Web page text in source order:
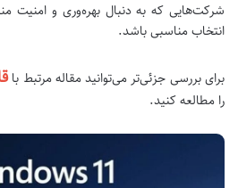
شرکت‌هایی که به دنبال بهره‌وری و امنیت
انتخاب مناسبی باشد.
برای بررسی جزئی‌تر می‌توانید مقاله مرتبط با
را مطالعه کنید.